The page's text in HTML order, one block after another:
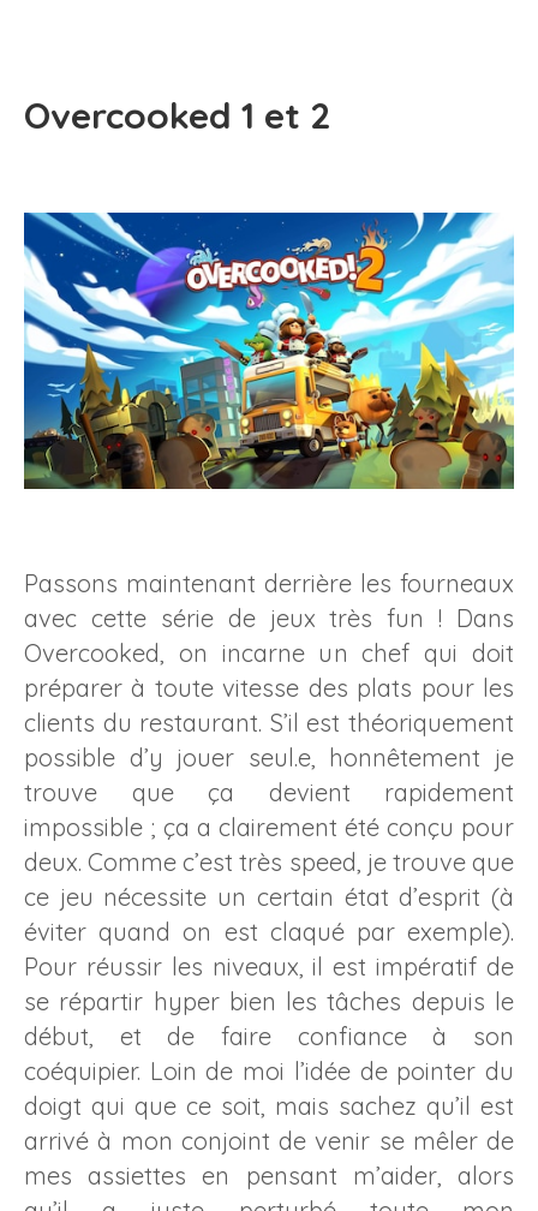
Overcooked 1 et 2
Passons maintenant derrière les fourneaux
avec cette série de jeux très fun ! Dans
Overcooked, on incarne un chef qui doit
préparer à toute vitesse des plats pour les
clients du restaurant. S’il est théoriquement
possible d’y jouer seul.e, honnêtement je
trouve que ça devient rapidement
impossible ; ça a clairement été conçu pour
deux. Comme c’est très speed, je trouve que
ce jeu nécessite un certain état d’esprit (à
éviter quand on est claqué par exemple).
Pour réussir les niveaux, il est impératif de
se répartir hyper bien les tâches depuis le
début, et de faire confiance à son
coéquipier. Loin de moi l’idée de pointer du
doigt qui que ce soit, mais sachez qu’il est
arrivé à mon conjoint de venir se mêler de
mes assiettes en pensant m’aider, alors